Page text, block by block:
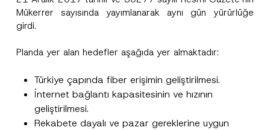
Mükerrer sayısında yayımlanarak aynı gün yürürlüğe
girdi.
Planda yer alan hedefler aşağıda yer almaktadır:
Türkiye çapında fiber erişimin geliştirilmesi.
İnternet bağlantı kapasitesinin ve hızının
geliştirilmesi.
Rekabete dayalı ve pazar gereklerine uygun